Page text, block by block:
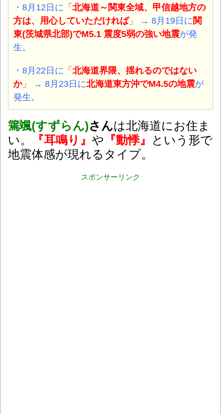
・8月12日に 「 北海道～関東全域、甲信越地方の
方は、用心していただければ」 → 8月19日に 関
東(茨城県北部)でM5.1 震度5弱の強い地震が発
生。
・8月22日に 「 北海道界隈、揺れるのではない
か」 → 8月23日に北海道東方沖でM4.5の地震が
発生。
篶颯(すずらん)さんは北海道にお住ま
い。
『耳鳴り』 や 『動悸』
という形で
地震体感が現れるタイプ。
スポンサーリンク